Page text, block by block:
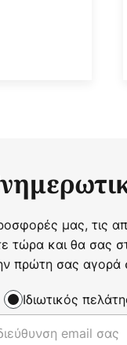
μας, τις
τώρα και θα σας
πρώτη σας αγορά
Ιδιωτικός